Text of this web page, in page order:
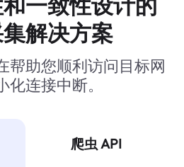
解决方案
帮助您顺利访问目标网
化连接中断。
爬虫 API